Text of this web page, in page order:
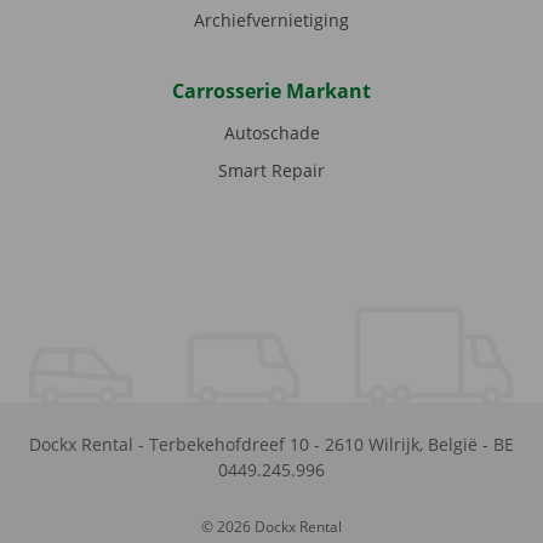
Archiefvernietiging
Carrosserie Markant
Autoschade
Smart Repair
Dockx Rental - Terbekehofdreef 10 - 2610 Wilrijk, België - BE
0449.245.996
© 2026 Dockx Rental